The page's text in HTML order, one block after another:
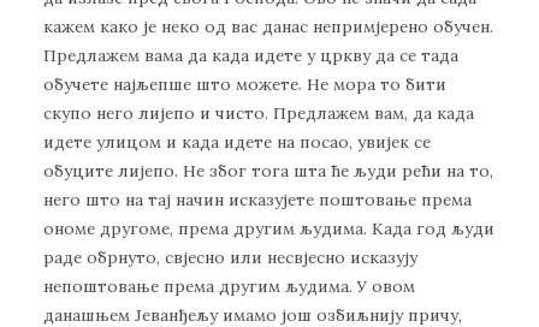
кажем како је неко од вас данас непримјерено обучен.
Предлажем вама да када идете у цркву да се тада
обучете најљепше што можете. Не мора то бити
скупо него лијепо и чисто. Предлажем вам, да када
идете улицом и када идете на посао, увијек се
обуците лијепо. Не због тога шта ће људи рећи на то,
него што на тај начин исказујете поштовање према
ономе другоме, према другим људима. Када год људи
раде обрнуто, свјесно или несвјесно исказују
непоштовање према другим људима. У овом
данашњем Јеванђељу имамо још озбиљнију причу,